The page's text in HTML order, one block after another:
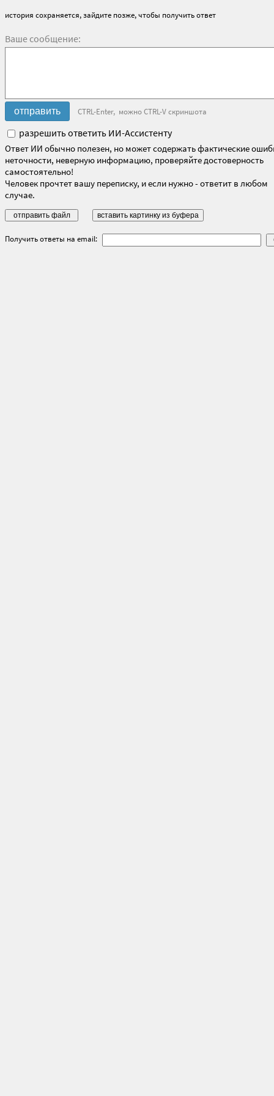
история сохраняется, зайдите позже, чтобы получить ответ
Ваше сообщение:
CTRL-Enter, можно CTRL-V скриншота
разрешить ответить ИИ-Ассистенту
Ответ ИИ обычно полезен, но может содержать фактические
неточности, неверную информацию, проверяйте достоверность
самостоятельно!
Человек прочтет вашу переписку, и если нужно - ответит в любом
случае.
Получить ответы на email: